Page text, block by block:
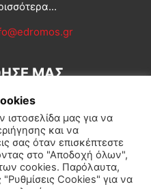
ΜΑΣ
Διεθνή Κοινωνία
μας για να
και να
σας όταν επισκέπτεστε
στο "Αποδοχή όλων",
cookies. Παρόλαυτα,
"Ρυθμίσεις Cookies" για να